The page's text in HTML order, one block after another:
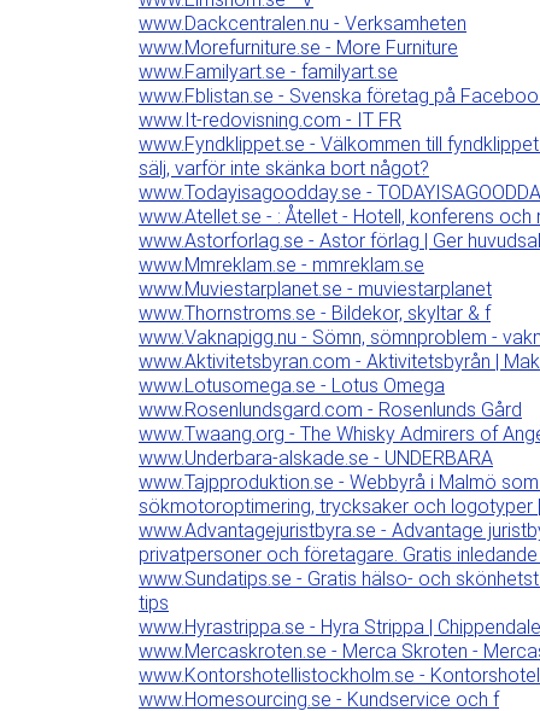
www.Dackcentralen.nu - Verksamheten
www.Morefurniture.se - More Furniture
www.Familyart.se - familyart.se
www.Fblistan.se - Svenska företag på
www.It-redovisning.com - IT FR
www.Fyndklippet.se - Välkommen till
sälj, varför inte skänka bort något?
www.Todayisagoodday.se -
www.Atellet.se - : Åtellet - Hotell, konferens
www.Astorforlag.se - Astor förlag | Ger
www.Mmreklam.se - mmreklam.se
www.Muviestarplanet.se - muviestarplanet
www.Thornstroms.se - Bildekor, skyltar & f
www.Vaknapigg.nu - Sömn, sömnproblem -
www.Aktivitetsbyran.com - Aktivitetsbyrån |
www.Lotusomega.se - Lotus Omega
www.Rosenlundsgard.com - Rosenlunds Gård
www.Twaang.org - The Whisky Admirers of
www.Underbara-alskade.se - UNDERBARA
www.Tajpproduktion.se - Webbyrå i Malmö
sökmotoroptimering, trycksaker och logotyper
www.Advantagejuristbyra.se - Advantage
privatpersoner och företagare. Gratis
www.Sundatips.se - Gratis hälso- och
tips
www.Hyrastrippa.se - Hyra Strippa |
www.Mercaskroten.se - Merca Skroten -
www.Kontorshotellistockholm.se -
www.Homesourcing.se - Kundservice och f